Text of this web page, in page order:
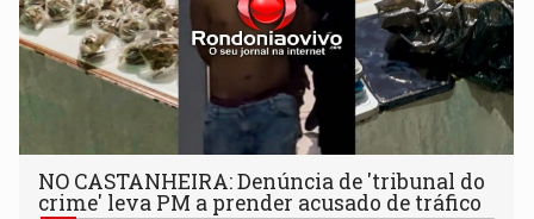
NO CASTANHEIRA: ​Denúncia de 'tribunal do
crime' leva PM a prender acusado de tráfico